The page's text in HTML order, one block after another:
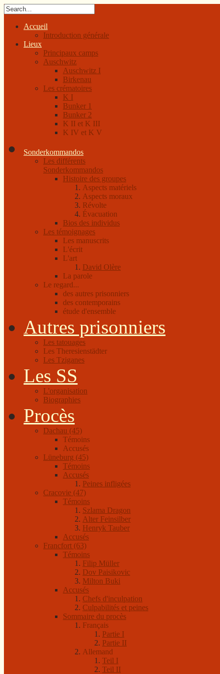
Accueil
Introduction générale
Lieux
Principaux camps
Auschwitz
Auschwitz I
Birkenau
Les crématoires
K I
Bunker 1
Bunker 2
K II et K III
K IV et K V
Sonderkommandos
Les différents
Sonderkommandos
Histoire des groupes
Aspects matériels
Aspects moraux
Révolte
Évacuation
Bios des individus
Les témoignages
Les manuscrits
L'écrit
L'art
David Olère
La parole
Le regard...
des autres prisonniers
des contemporains
étude d'ensemble
Autres prisonniers
Les tatouages
Les Theresienstädter
Les Tziganes
Les SS
L'organisation
Biographies
Procès
Dachau (45)
Témoins
Accusés
Lüneburg (45)
Témoins
Accusés
Peines infligées
Cracovie (47)
Témoins
Szlama Dragon
Alter Feinsilber
Henryk Tauber
Accusés
Francfort (63)
Témoins
Filip Müller
Dov Paisikovic
Milton Buki
Accusés
Chefs d'inculpation
Culpabilités et peines
Sommaire du procès
Français
Partie I
Partie II
Allemand
Teil I
Teil II